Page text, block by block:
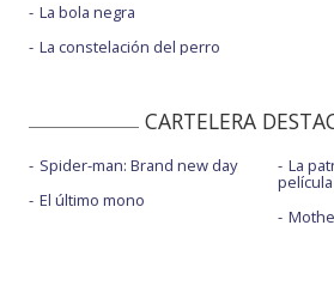
La bola negra
La constelación del perro
CARTELERA
Spider-man: Brand new day
El último mono
La
película